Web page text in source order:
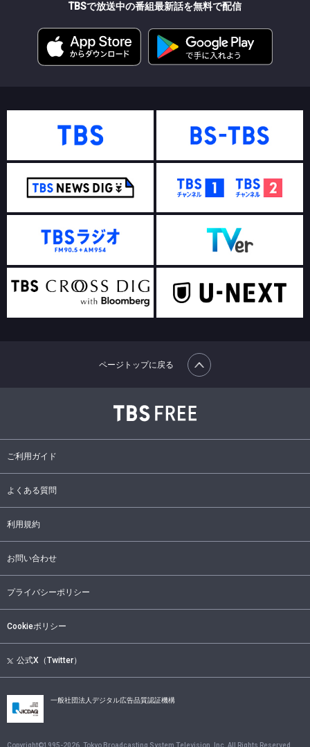
TBSで放送中の番組最新話を無料で配信
ご利用ガイド
よくある質問
利用規約
お問い合わせ
プライバシーポリシー
Cookieポリシー
公式X（Twitter）
ページトップに戻る
一般社団法人デジタル広告品質認証機構
Copyright©1995-2026 , Tokyo Broadcasting System Television, Inc. All Rights Reserved.